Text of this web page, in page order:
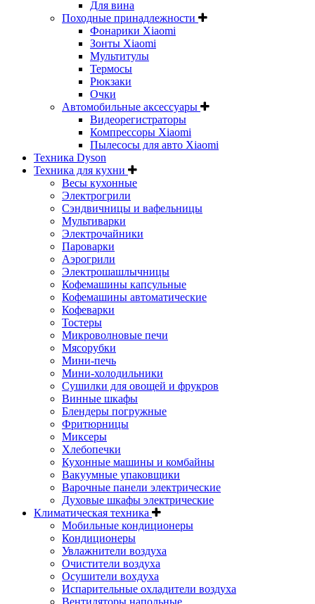
Для вина
Походные принадлежности
Фонарики Xiaomi
Зонты Xiaomi
Мультитулы
Термосы
Рюкзаки
Очки
Автомобильные аксессуары
Видеорегистраторы
Компрессоры Xiaomi
Пылесосы для авто Xiaomi
Техника Dyson
Техника для кухни
Весы кухонные
Электрогрили
Сэндвичницы и вафельницы
Мультиварки
Электрочайники
Пароварки
Аэрогрили
Электрошашлычницы
Кофемашины капсульные
Кофемашины автоматические
Кофеварки
Тостеры
Микроволновые печи
Мясорубки
Мини-печь
Мини-холодильники
Сушилки для овощей и фрукров
Винные шкафы
Блендеры погружные
Фритюрницы
Миксеры
Хлебопечки
Кухонные машины и комбайны
Вакуумные упаковщики
Варочные панели электрические
Духовые шкафы электрические
Климатическая техника
Мобильные кондиционеры
Кондиционеры
Увлажнители воздуха
Очистители воздуха
Осушители вохдуха
Испарительные охладители воздуха
Вентиляторы напольные